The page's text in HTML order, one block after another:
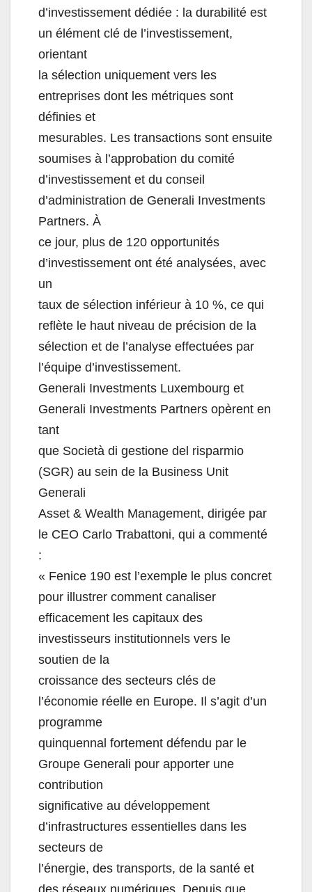
d’investissement dédiée : la durabilité est
un élément clé de l’investissement,
orientant
la sélection uniquement vers les
entreprises dont les métriques sont
définies et
mesurables. Les transactions sont ensuite
soumises à l’approbation du comité
d’investissement et du conseil
d’administration de Generali Investments
Partners. À
ce jour, plus de 120 opportunités
d’investissement ont été analysées, avec
un
taux de sélection inférieur à 10 %, ce qui
reflète le haut niveau de précision de la
sélection et de l’analyse effectuées par
l’équipe d’investissement.
Generali Investments Luxembourg et
Generali Investments Partners opèrent en
tant
que Società di gestione del risparmio
(SGR) au sein de la Business Unit
Generali
Asset & Wealth Management, dirigée par
le CEO Carlo Trabattoni, qui a commenté
:
« Fenice 190 est l’exemple le plus concret
pour illustrer comment canaliser
efficacement les capitaux des
investisseurs institutionnels vers le
soutien de la
croissance des secteurs clés de
l’économie réelle en Europe. Il s’agit d’un
programme
quinquennal fortement défendu par le
Groupe Generali pour apporter une
contribution
significative au développement
d’infrastructures essentielles dans les
secteurs de
l’énergie, des transports, de la santé et